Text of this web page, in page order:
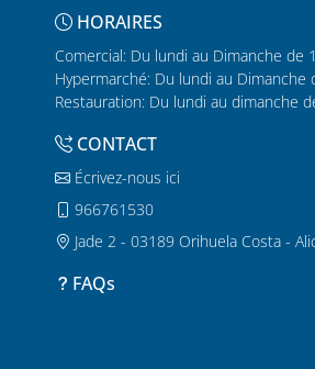
HORAIRES
Comercial: Du lundi au Dimanche de
Hypermarché: Du lundi au Dimanche
Restauration: Du lundi au dimanche
CONTACT
Écrivez-nous ici
966761530
Jade 2 - 03189 Orihuela Costa -
FAQs